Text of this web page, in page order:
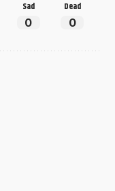
Sad
0
Dead
0